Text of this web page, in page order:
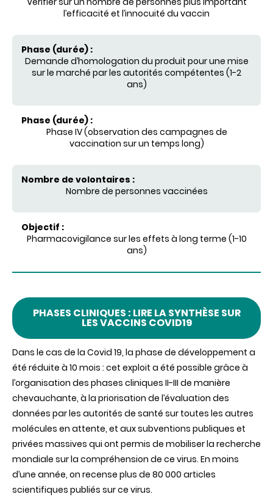
l’efficacité et l’innocuité du vaccin
Demande d’homologation du produit pour une mise
sur le marché par les autorités compétentes (1-2
ans)
Phase IV (observation des campagnes de
vaccination sur un temps long)
Nombre de personnes vaccinées
Pharmacovigilance sur les effets à long terme (1-10
ans)
PHASES CLINIQUES : LIRE LA SYNTHÈSE SUR
LES VACCINS COVID19
Dans le cas de la Covid 19, la phase de développement a
été réduite à 10 mois : cet exploit a été possible grâce à
l’organisation des phases cliniques II-III de manière
chevauchante, à la priorisation de l’évaluation des
données par les autorités de santé sur toutes les autres
molécules en attente, et aux subventions publiques et
privées massives qui ont permis de mobiliser la recherche
mondiale sur la compréhension de ce virus. En moins
d’une année, on recense plus de 80 000 articles
scientifiques publiés sur ce virus.